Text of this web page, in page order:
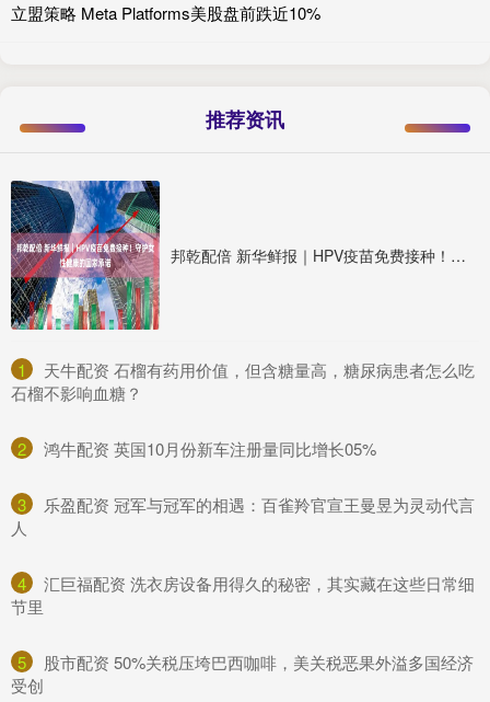
立盟策略 Meta Platforms美股盘前跌近10%
推荐资讯
邦乾配倍 新华鲜报｜HPV疫苗免费接种！守护女性健康的国家承诺
1
​天牛配资 石榴有药用价值，但含糖量高，糖尿病患者怎么吃
石榴不影响血糖？
2 ​鸿牛配资 英国10月份新车注册量同比增长05%
3
​乐盈配资 冠军与冠军的相遇：百雀羚官宣王曼昱为灵动代言
人
4
​汇巨福配资 洗衣房设备用得久的秘密，其实藏在这些日常细
节里
5
​股市配资 50%关税压垮巴西咖啡，美关税恶果外溢多国经济
受创